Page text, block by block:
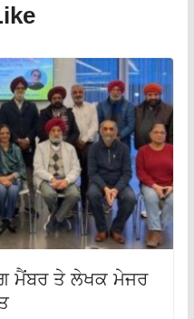
ਮੈਂਬਰ ਤੇ ਲੇਖਕ ਮੇਜਰ